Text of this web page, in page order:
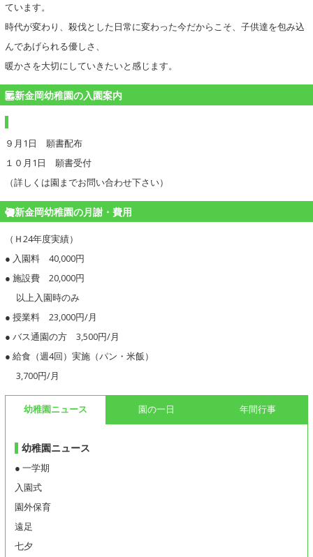
ています。
時代が変わり、殺伐とした日常に変わった今だからこそ、子供達を包み込
んであげられる優しさ、
暖かさを大切にしていきたいと感じます。
新金岡幼稚園の入園案内
９月1日 願書配布
１０月1日 願書受付
（詳しくは園までお問い合わせ下さい）
新金岡幼稚園の月謝・費用
（Ｈ24年度実績）
● 入園料 40,000円
● 施設費 20,000円
以上入園時のみ
● 授業料 23,000円/月
● バス通園の方 3,500円/月
● 給食（週4回）実施（パン・米飯）
3,700円/月
幼稚園ニュース 園の一日 年間行事
幼稚園ニュース
● 一学期
入園式
園外保育
遠足
七夕